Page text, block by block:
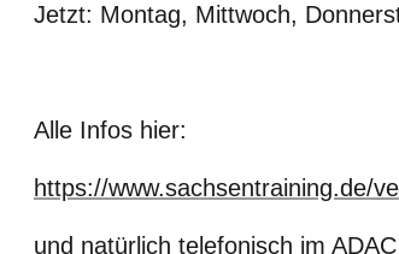
Jetzt: Montag, Mittwoch,
Alle Infos hier:
https://www.sachsentraining.de/
und natürlich telefonisch im